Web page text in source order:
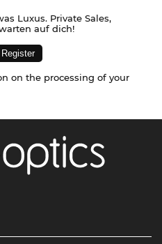
Luxus. Private Sales,
auf dich!
on the processing of your